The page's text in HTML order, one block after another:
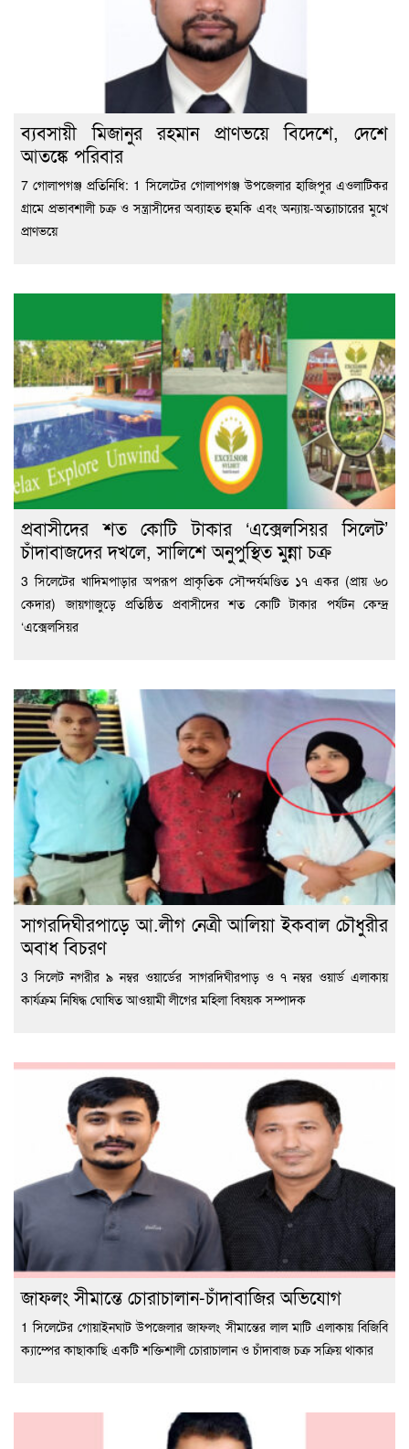
ব্যবসায়ী মিজানুর রহমান প্রাণভয়ে বিদেশে, দেশে
আতঙ্কে পরিবার
7 গোলাপগঞ্জ প্রতিনিধি: 1 সিলেটের গোলাপগঞ্জ উপজেলার হাজিপুর এওলাটিকর
গ্রামে প্রভাবশালী চক্র ও সন্ত্রাসীদের অব্যাহত হুমকি এবং অন্যায়-অত্যাচারের মুখে
প্রাণভয়ে
প্রবাসীদের শত কোটি টাকার ‘এক্সেলসিয়র সিলেট’
চাঁদাবাজদের দখলে, সালিশে অনুপুস্থিত মুন্না চক্র
3 সিলেটের খাদিমপাড়ার অপরূপ প্রাকৃতিক সৌন্দর্যমণ্ডিত ১৭ একর (প্রায় ৬০
কেদার) জায়গাজুড়ে প্রতিষ্ঠিত প্রবাসীদের শত কোটি টাকার পর্যটন কেন্দ্র
‘এক্সেলসিয়র
সাগরদিঘীরপাড়ে আ.লীগ নেত্রী আলিয়া ইকবাল চৌধুরীর
অবাধ বিচরণ
3 সিলেট নগরীর ৯ নম্বর ওয়ার্ডের সাগরদিঘীরপাড় ও ৭ নম্বর ওয়ার্ড এলাকায়
কার্যক্রম নিষিদ্ধ ঘোষিত আওয়ামী লীগের মহিলা বিষয়ক সম্পাদক
জাফলং সীমান্তে চোরাচালান-চাঁদাবাজির অভিযোগ
1 সিলেটের গোয়াইনঘাট উপজেলার জাফলং সীমান্তের লাল মাটি এলাকায় বিজিবি
ক্যাম্পের কাছাকাছি একটি শক্তিশালী চোরাচালান ও চাঁদাবাজ চক্র সক্রিয় থাকার